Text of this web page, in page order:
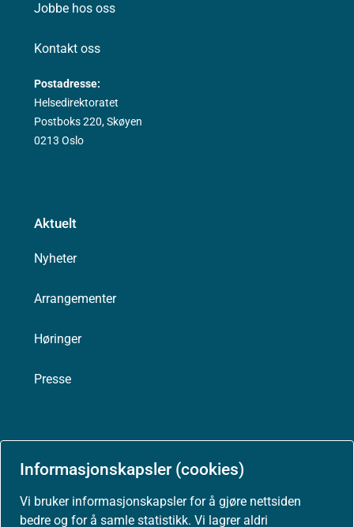
Informasjonskapsler (cookies)
Vi bruker informasjonskapsler for å gjøre nettsiden
bedre og for å samle statistikk. Vi lagrer aldri
Jobbe hos oss
Kontakt oss
Postadresse:
Helsedirektoratet
Postboks 220, Skøyen
0213 Oslo
Aktuelt
Nyheter
Arrangementer
Høringer
Presse
Om nettstedet
Personvernerklæring